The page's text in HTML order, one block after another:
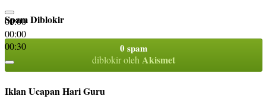
00:00
00:00
00:30
Spam Diblokir
0 spam
diblokir oleh Akismet
Iklan Ucapan Hari Guru